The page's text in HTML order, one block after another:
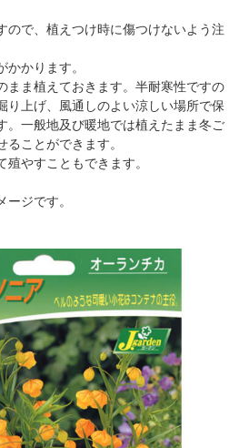
ので、植えつけ時に傷つけないよう注
かります。
まま植えておきます。半耐寒性ですの
り上げ、風通しのよい涼しい場所で保
。一般地及び暖地では植えたまま冬ご
ることができます。
やすこともできます。
ジです。